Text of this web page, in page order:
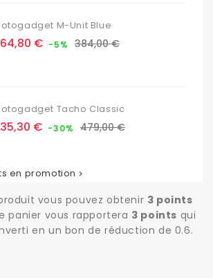
M-Unit Blue
€ -5% Prix
384,00 €
Tacho Classic
€ -30% Prix
479,00 €
en promotion 
vous pouvez obtenir 3 points
panier vous rapportera 3 points qui
en un bon de réduction de 0.6.